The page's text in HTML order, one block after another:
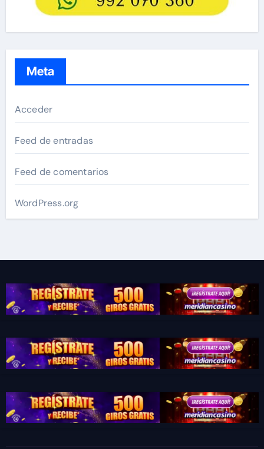
Meta
Acceder
Feed de entradas
Feed de comentarios
WordPress.org